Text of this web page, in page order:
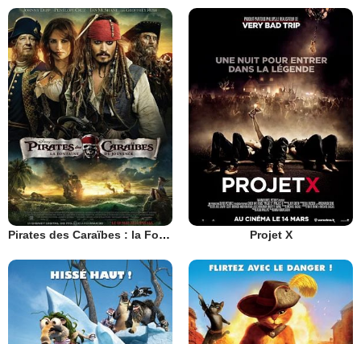
Pirates des Caraïbes : la Fontaine de Jouvence Projet X